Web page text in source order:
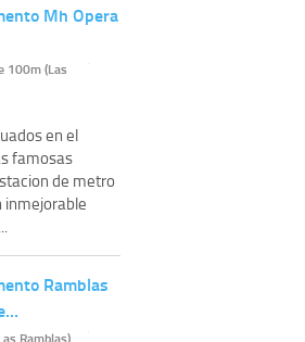
Mh Opera
100m (Las
en el
famosas
de metro
inmejorable
Ramblas
Ramblas)